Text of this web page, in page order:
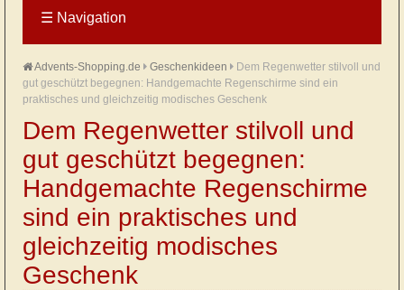
☰ Navigation
Advents-Shopping.de Geschenkideen
Dem Regenwetter stilvoll und
gut geschützt begegnen: Handgemachte Regenschirme sind ein
praktisches und gleichzeitig modisches Geschenk
Dem Regenwetter stilvoll und
gut geschützt begegnen:
Handgemachte Regenschirme
sind ein praktisches und
gleichzeitig modisches
Geschenk